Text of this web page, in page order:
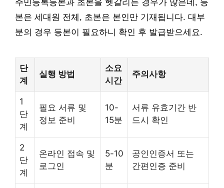
주민등록등본과 초본을 헷갈리는 경우가 많은데, 등
본은 세대원 전체, 초본은 본인만 기재됩니다. 대부
분의 경우 등본이 필요하니 확인 후 발급받으세요.
단
계
실행 방법
소요
시간
주의사항
1
단
계
필요 서류 및
정보 준비
10-
15분
서류 유효기간 반
드시 확인
2
단
계
온라인 접속 및
로그인
5-10
분
공인인증서 또는
간편인증 준비